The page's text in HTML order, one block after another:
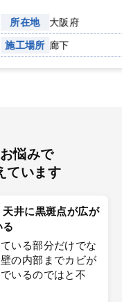
地 大阪府
場所 廊下
悩みで
ています
天井に黒斑点が広が
る
いる部分だけでな
壁の内部までカビが
いるのではと不